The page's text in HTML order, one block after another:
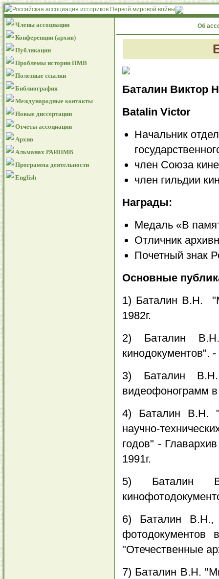
Члены ассоциации
Конференции (архив)
Публикации
Проблемы истории ПМВ
Полезные ссылки
Библиография
Международные контакты
Новые диссертации
Отчеты ассоциации
Архив
Альманах РАИПМВ
Программа деятельности
English
Об
Баталин Виктор
Batalin Victor
Начальник
член Союза
член гильдии
Награды:
Медаль «В
Отличник
Почетный знак
Основные
1) Баталин В.Н.
1982г.
2) Баталин
кинодокументов".
3) Баталин
видеофонограмм в
4) Баталин В.Н.
научно-
годов" -
1991г.
5) Баталин
6) Баталин В.Н.,
фотодокументов
"Отечественные
7) Баталин В.Н.